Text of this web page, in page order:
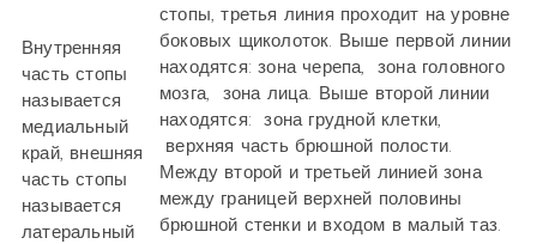
Внутренняя
часть стопы
называется
медиальный
край, внешняя
часть стопы
называется
латеральный
стопы, третья линия проходит на уровне
боковых щиколоток. Выше первой линии
находятся: зона черепа, зона головного
мозга, зона лица. Выше второй линии
находятся: зона грудной клетки,
верхняя часть брюшной полости.
Между второй и третьей линией зона
между границей верхней половины
брюшной стенки и входом в малый таз.